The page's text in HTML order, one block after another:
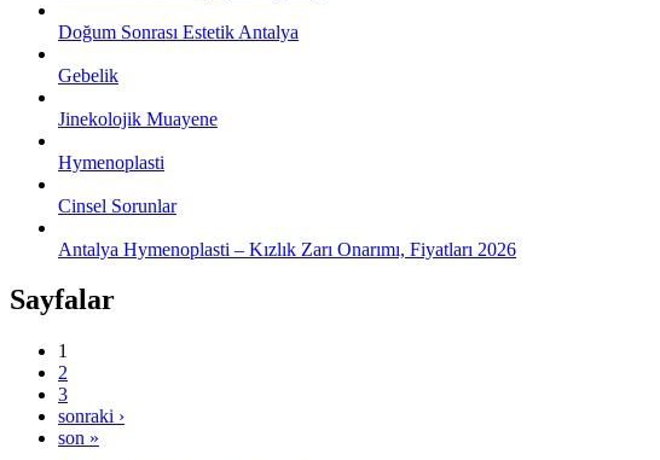
Doğum Sonrası Estetik Antalya
Gebelik
Jinekolojik Muayene
Hymenoplasti
Cinsel Sorunlar
Antalya Hymenoplasti – Kızlık Zarı Onarımı, Fiyatları 2026
Sayfalar
1
2
3
sonraki ›
son »